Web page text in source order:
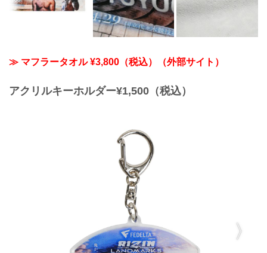
≫ マフラータオル ¥3,800（税込）（外部サイト）
アクリルキーホルダー¥1,500（税込）